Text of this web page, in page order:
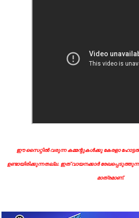
ഈ സൈറ്റിൽ വരുന്ന കമ്മന്റുകൾക്കു കേരളാ
ഉണ്ടായിരിക്കുന്നതല്ല. ഇത് വായനക്കാർ
മാത്രമാണ്.